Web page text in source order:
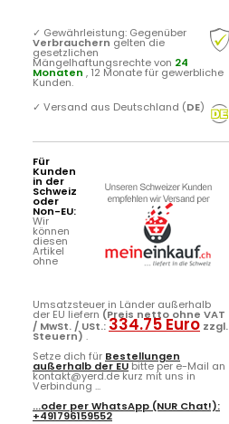
✓ Gewährleistung: Gegenüber
Verbrauchern gelten die
gesetzlichen
Mängelhaftungsrechte von 24
Monaten , 12 Monate für gewerbliche
Kunden.
✓ Versand aus Deutschland (DE)
Für
Kunden
in der
Schweiz
oder
Non-EU:
Wir
können
diesen
Artikel
ohne
Umsatzsteuer in Länder außerhalb
der EU liefern (Preis netto ohne VAT
/ MwSt. / USt.:334.75 Euro zzgl.
Steuern) .
Setze dich für Bestellungen
außerhalb der EUbitte per e-Mail an
kontakt@yerd.de kurz mit uns in
Verbindung ...
...oder perWhatsApp (NUR Chat!):
+491796159552